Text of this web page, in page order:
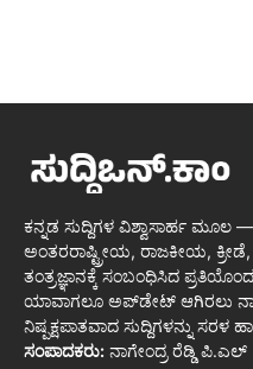
ಕನ್ನಡ ಸುದ್ದಿಗಳ ವಿಶ್ವಾಸಾರ್ಹ ಮೂಲ —
ಅಂತರರಾಷ್ಟ್ರೀಯ, ರಾಜಕೀಯ,
ತಂತ್ರಜ್ಞಾನಕ್ಕೆ ಸಂಬಂಧಿಸಿದ
ಯಾವಾಗಲೂ ಅಪ್‌ಡೇಟ್ ಆಗಿರಲು
ನಿಷ್ಪಕ್ಷಪಾತವಾದ ಸುದ್ದಿಗಳನ್ನು ಸರಳ
ಸಂಪಾದಕರು: ನಾಗೇಂದ್ರ ರೆಡ್ಡಿ ಪಿ.ಎಲ್